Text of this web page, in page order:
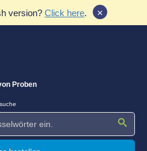
version? Click here. ×
Proben